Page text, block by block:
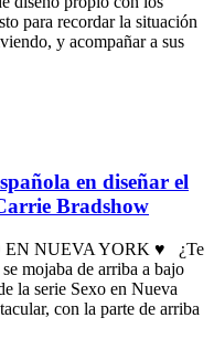
para recordar la situación
y acompañar a sus
en diseñar el
Bradshow
EN NUEVA YORK ♥ ¿Te
mojaba de arriba a bajo
la serie Sexo en Nueva
con la parte de arriba